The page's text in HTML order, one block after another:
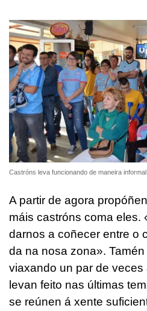
Castróns leva funcionando de maneira
A partir de agora
máis castróns coma eles.
darnos a coñecer entre o
da na nosa zona».
viaxando un par de veces
levan feito nas últimas
se reúnen á xente